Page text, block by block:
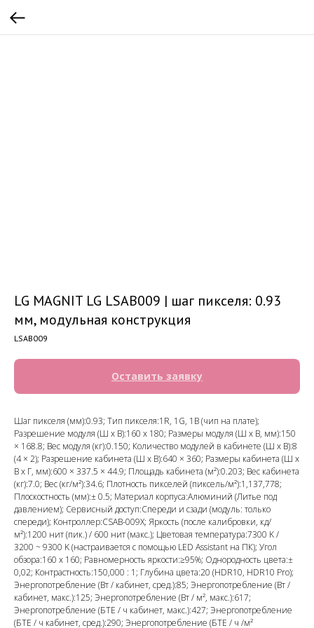
LG MAGNIT LG LSAB009 | шаг пикселя: 0.93
мм, модульная конструкция
LSAB009
Оставить заявку
Шаг пикселя (мм):0.93; Тип пикселя:1R, 1G, 1B (чип на плате);
Разрешение модуля (Ш х В):160 x 180; Размеры модуля (Ш х В, мм):150
× 168.8; Вес модуля (кг):0.150; Количество модулей в кабинете (Ш х В):8
(4 × 2); Разрешение кабинета (Ш х В):640 × 360; Размеры кабинета (Ш х
В х Г, мм):600 × 337.5 × 44.9; Площадь кабинета (м²):0.203; Вес кабинета
(кг):7.0; Вес (кг/м²):34.6; Плотность пикселей (пиксель/м²):1,137,778;
Плоскостность (мм):± 0.5; Материал корпуса:Алюминий (Литье под
давлением); Сервисный доступ:Спереди и сзади (модуль: только
спереди); Контроллер:CSAB-009X; Яркость (после калибровки, кд/
м²):1200 нит (пик.) / 600 нит (макс.); Цветовая температура:7300 K /
3200 ~ 9300 K (настраивается с помощью LED Assistant на ПК); Угол
обзора:160 х 160; Равномерность яркости:≥95%; Однородность цвета:±
0,02; Контрастность:150,000 : 1; Глубина цвета:20 (HDR10, HDR10 Pro);
Энергопотребление (Вт / кабинет, сред.):85; Энергопотребление (Вт /
кабинет, макс.):125; Энергопотребление (Вт / м², макс.):617;
Энергопотребление (БТЕ / ч кабинет, макс.):427; Энергопотребление
(БТЕ / ч кабинет, сред.):290; Энергопотребление (БТЕ / ч /м²